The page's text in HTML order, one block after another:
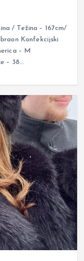
/ Težina – 167cm/
Konfekcijski
– M
– 38…